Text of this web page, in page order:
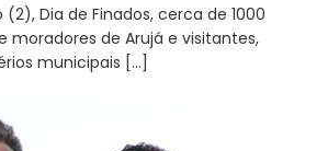
Dia de Finados, cerca de 1000
moradores de Arujá e visitantes,
municipais […]